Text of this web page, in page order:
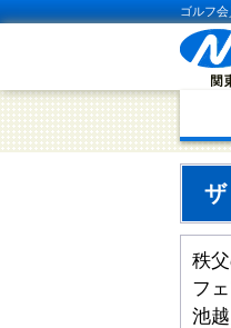
ゴルフ
秩
フ
池